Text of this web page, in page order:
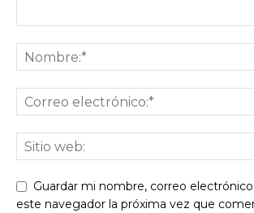
Guardar mi nombre, correo
este navegador la próxima vez que